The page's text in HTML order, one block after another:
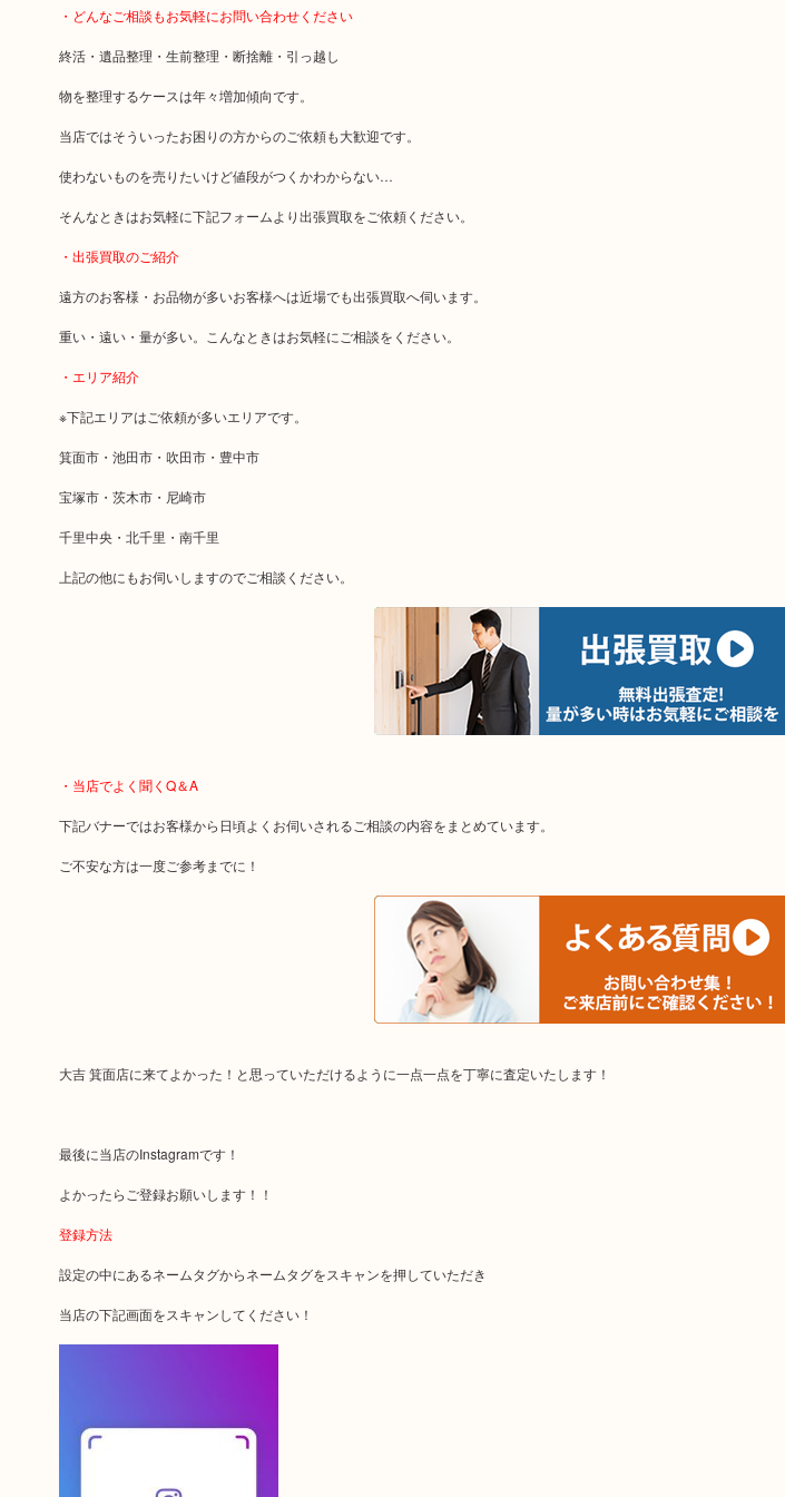
・どんなご相談もお気軽にお問い合わせください
終活・遺品整理・生前整理・断捨離・引っ越し
物を整理するケースは年々増加傾向です。
当店ではそういったお困りの方からのご依頼も大歓迎です。
使わないものを売りたいけど値段がつくかわからない…
そんなときはお気軽に下記フォームより出張買取をご依頼ください。
・出張買取のご紹介
遠方のお客様・お品物が多いお客様へは近場でも出張買取へ伺います。
重い・遠い・量が多い。こんなときはお気軽にご相談をください。
・エリア紹介
※下記エリアはご依頼が多いエリアです。
箕面市・池田市・吹田市・豊中市
宝塚市・茨木市・尼崎市
千里中央・北千里・南千里
上記の他にもお伺いしますのでご相談ください。
・当店でよく聞くQ＆A
下記バナーではお客様から日頃よくお伺いされるご相談の内容をまとめています。
ご不安な方は一度ご参考までに！
大吉 箕面店に来てよかった！と思っていただけるように一点一点を丁寧に査定いたします！
最後に当店のInstagramです！
よかったらご登録お願いします！！
登録方法
設定の中にあるネームタグからネームタグをスキャンを押していただき
当店の下記画面をスキャンしてください！